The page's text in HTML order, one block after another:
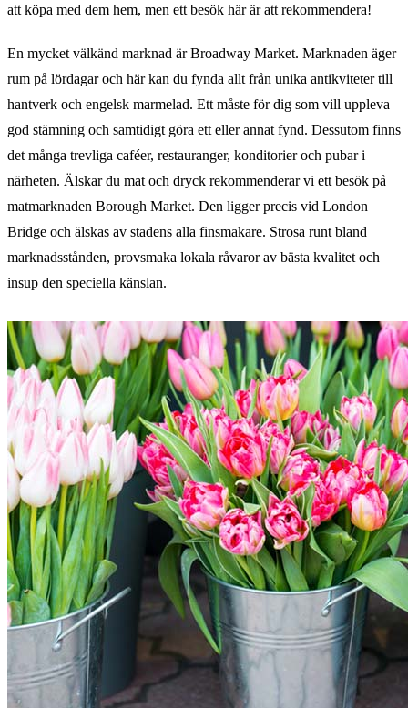
att köpa med dem hem, men ett besök här är att rekommendera!
En mycket välkänd marknad är Broadway Market. Marknaden äger
rum på lördagar och här kan du fynda allt från unika antikviteter till
hantverk och engelsk marmelad. Ett måste för dig som vill uppleva
god stämning och samtidigt göra ett eller annat fynd. Dessutom finns
det många trevliga caféer, restauranger, konditorier och pubar i
närheten. Älskar du mat och dryck rekommenderar vi ett besök på
matmarknaden Borough Market. Den ligger precis vid London
Bridge och älskas av stadens alla finsmakare. Strosa runt bland
marknadsstånden, provsmaka lokala råvaror av bästa kvalitet och
insup den speciella känslan.